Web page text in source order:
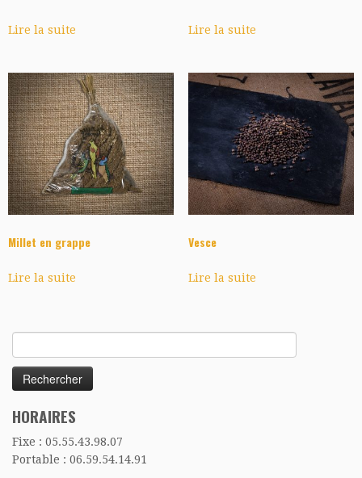
Lire la suite Lire la suite
Millet en grappe
Lire la suite
Vesce
Lire la suite
HORAIRES
Fixe : 05.55.43.98.07
Portable : 06.59.54.14.91